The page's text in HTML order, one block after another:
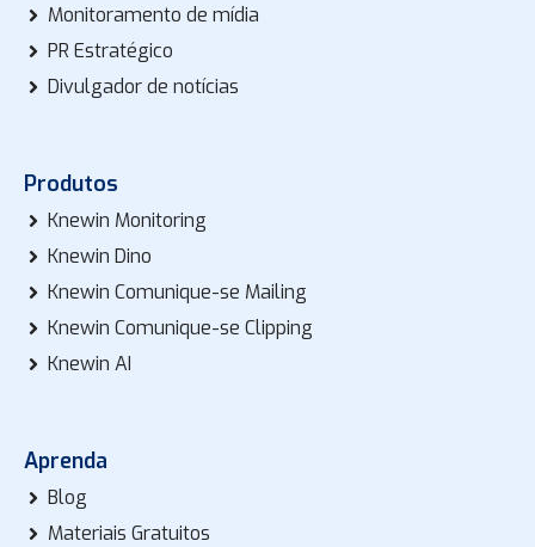
Monitoramento de mídia
PR Estratégico
Divulgador de notícias
Produtos
Knewin Monitoring
Knewin Dino
Knewin Comunique-se Mailing
Knewin Comunique-se Clipping
Knewin AI
Aprenda
Blog
Materiais Gratuitos